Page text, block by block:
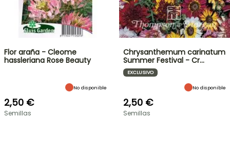
Flor araña - Cleome
hassleriana Rose Beauty
No disponible
2,50 €
Semillas
Chrysanthemum carinatum
Summer Festival - Cr…
EXCLUSIVO
No disponible
2,50 €
Semillas